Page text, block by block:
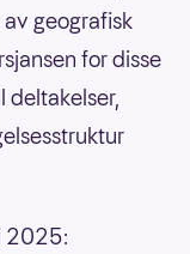
geografisk
for disse
deltakelser,
2025: